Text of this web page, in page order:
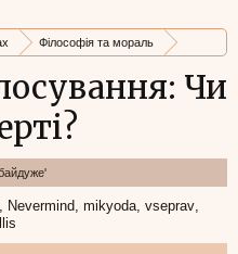
Філософія та мораль
Чи
Nevermind mikyoda vseprav